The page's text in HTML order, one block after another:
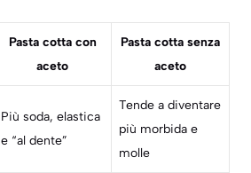
Pasta cotta con
aceto
Pasta cotta senza
aceto
Più soda, elastica
e “al dente”
Tende a diventare
più morbida e
molle